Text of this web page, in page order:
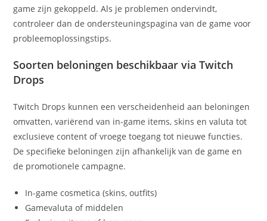
game zijn gekoppeld. Als je problemen ondervindt,
controleer dan de ondersteuningspagina van de game voor
probleemoplossingstips.
Soorten beloningen beschikbaar via Twitch
Drops
Twitch Drops kunnen een verscheidenheid aan beloningen
omvatten, variërend van in-game items, skins en valuta tot
exclusieve content of vroege toegang tot nieuwe functies.
De specifieke beloningen zijn afhankelijk van de game en
de promotionele campagne.
In-game cosmetica (skins, outfits)
Gamevaluta of middelen